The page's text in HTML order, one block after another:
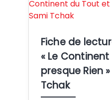
Fiche de
« Le
presque Rien
Tchak